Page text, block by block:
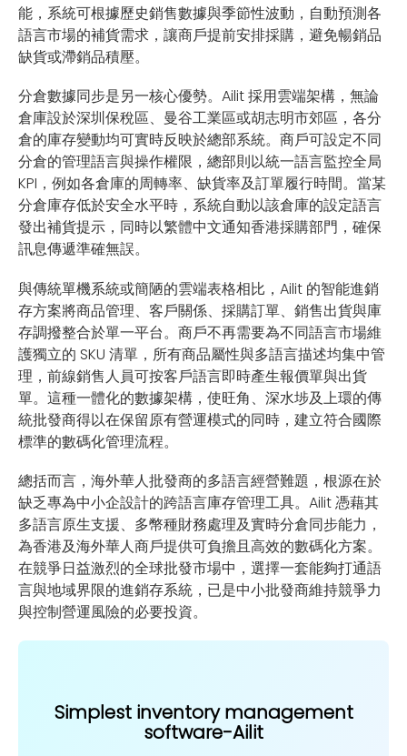
能，系統可根據歷史銷售數據與季節性波動，自動預測各
語言市場的補貨需求，讓商戶提前安排採購，避免暢銷品
缺貨或滯銷品積壓。
分倉數據同步是另一核心優勢。Ailit 採用雲端架構，無論
倉庫設於深圳保稅區、曼谷工業區或胡志明市郊區，各分
倉的庫存變動均可實時反映於總部系統。商戶可設定不同
分倉的管理語言與操作權限，總部則以統一語言監控全局
KPI，例如各倉庫的周轉率、缺貨率及訂單履行時間。當某
分倉庫存低於安全水平時，系統自動以該倉庫的設定語言
發出補貨提示，同時以繁體中文通知香港採購部門，確保
訊息傳遞準確無誤。
與傳統單機系統或簡陋的雲端表格相比，Ailit 的智能進銷
存方案將商品管理、客戶關係、採購訂單、銷售出貨與庫
存調撥整合於單一平台。商戶不再需要為不同語言市場維
護獨立的 SKU 清單，所有商品屬性與多語言描述均集中管
理，前線銷售人員可按客戶語言即時產生報價單與出貨
單。這種一體化的數據架構，使旺角、深水埗及上環的傳
統批發商得以在保留原有營運模式的同時，建立符合國際
標準的數碼化管理流程。
總括而言，海外華人批發商的多語言經營難題，根源在於
缺乏專為中小企設計的跨語言庫存管理工具。Ailit 憑藉其
多語言原生支援、多幣種財務處理及實時分倉同步能力，
為香港及海外華人商戶提供可負擔且高效的數碼化方案。
在競爭日益激烈的全球批發市場中，選擇一套能夠打通語
言與地域界限的進銷存系統，已是中小批發商維持競爭力
與控制營運風險的必要投資。
Simplest inventory management
software-Ailit